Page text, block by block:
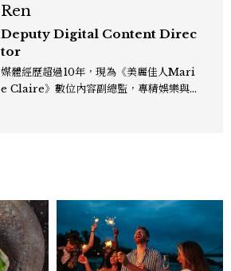
Ren
Deputy Digital Content Direc
tor
媒體經歷超過10年，現為《美麗佳人Mari
e Claire》數位內容副總監，專精娛樂與